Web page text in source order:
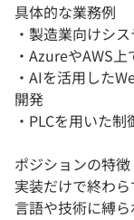
具体的な業務例
・製造業向けシ
・AzureやAWS
・AIを活用した
開発
・PLCを用いた
ポジションの特徴
実装だけで終わ
言語や技術に縛